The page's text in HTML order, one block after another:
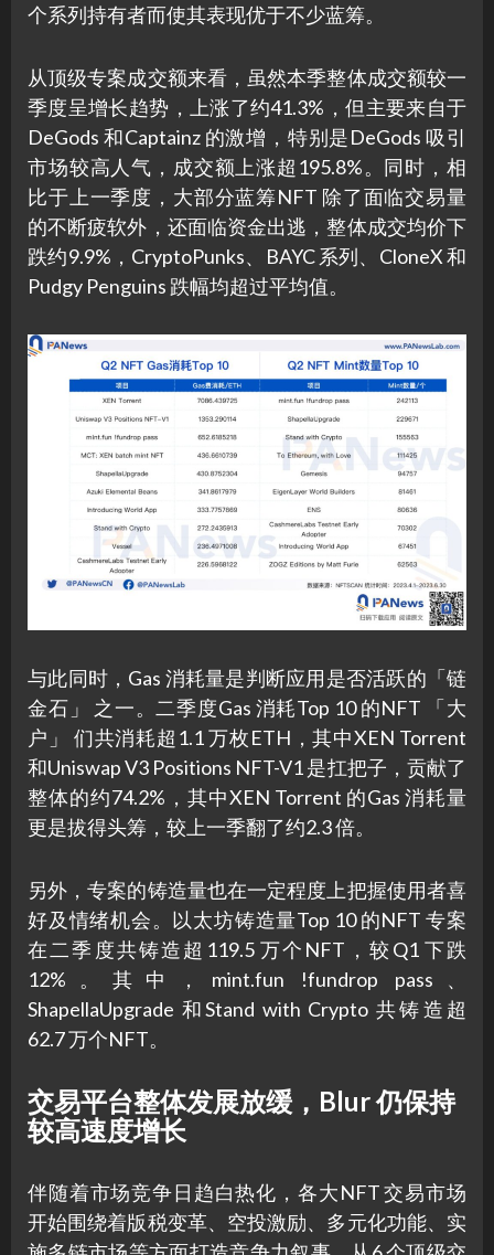
个系列持有者而使其表现优于不少蓝筹。
从顶级专案成交额来看，虽然本季整体成交额较一
季度呈增长趋势，上涨了约41.3%，但主要来自于
DeGods 和Captainz 的激增，特别是DeGods 吸引
市场较高人气，成交额上涨超195.8%。同时，相
比于上一季度，大部分蓝筹NFT 除了面临交易量
的不断疲软外，还面临资金出逃，整体成交均价下
跌约9.9%，CryptoPunks、BAYC 系列、CloneX 和
Pudgy Penguins 跌幅均超过平均值。
与此同时，Gas 消耗量是判断应用是否活跃的「链
金石」 之一。二季度Gas 消耗Top 10 的NFT 「大
户」 们共消耗超1.1 万枚ETH，其中XEN Torrent
和Uniswap V3 Positions NFT-V1 是扛把子，贡献了
整体的约74.2%，其中XEN Torrent 的Gas 消耗量
更是拔得头筹，较上一季翻了约2.3 倍。
另外，专案的铸造量也在一定程度上把握使用者喜
好及情绪机会。以太坊铸造量Top 10 的NFT 专案
在二季度共铸造超119.5 万个NFT，较Q1 下跌
12%。其中，mint.fun !fundrop pass、
ShapellaUpgrade 和Stand with Crypto 共铸造超
62.7 万个NFT。
交易平台整体发展放缓，Blur 仍保持
较高速度增长
伴随着市场竞争日趋白热化，各大NFT 交易市场
开始围绕着版税变革、空投激励、多元化功能、实